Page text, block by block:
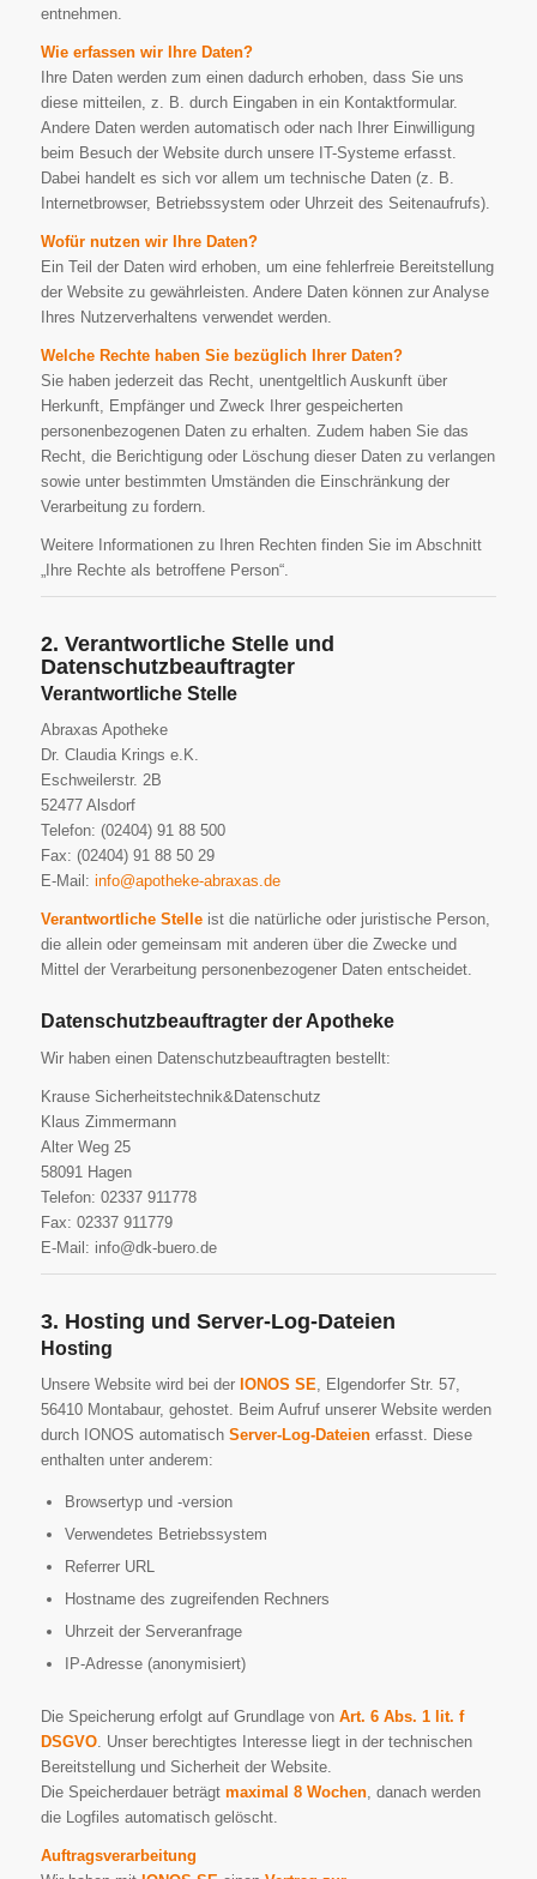
entnehmen.
Wie erfassen wir Ihre Daten?
Ihre Daten werden zum einen dadurch erhoben, dass Sie uns
diese mitteilen, z. B. durch Eingaben in ein Kontaktformular.
Andere Daten werden automatisch oder nach Ihrer Einwilligung
beim Besuch der Website durch unsere IT-Systeme erfasst.
Dabei handelt es sich vor allem um technische Daten (z. B.
Internetbrowser, Betriebssystem oder Uhrzeit des Seitenaufrufs).
Wofür nutzen wir Ihre Daten?
Ein Teil der Daten wird erhoben, um eine fehlerfreie Bereitstellung
der Website zu gewährleisten. Andere Daten können zur Analyse
Ihres Nutzerverhaltens verwendet werden.
Welche Rechte haben Sie bezüglich Ihrer Daten?
Sie haben jederzeit das Recht, unentgeltlich Auskunft über
Herkunft, Empfänger und Zweck Ihrer gespeicherten
personenbezogenen Daten zu erhalten. Zudem haben Sie das
Recht, die Berichtigung oder Löschung dieser Daten zu verlangen
sowie unter bestimmten Umständen die Einschränkung der
Verarbeitung zu fordern.
Weitere Informationen zu Ihren Rechten finden Sie im Abschnitt
„Ihre Rechte als betroffene Person“.
2. Verantwortliche Stelle und
Datenschutzbeauftragter
Verantwortliche Stelle
Abraxas Apotheke
Dr. Claudia Krings e.K.
Eschweilerstr. 2B
52477 Alsdorf
Telefon: (02404) 91 88 500
Fax: (02404) 91 88 50 29
E-Mail: info@apotheke-abraxas.de
Verantwortliche Stelleist die natürliche oder juristische Person,
die allein oder gemeinsam mit anderen über die Zwecke und
Mittel der Verarbeitung personenbezogener Daten entscheidet.
Datenschutzbeauftragter der Apotheke
Wir haben einen Datenschutzbeauftragten bestellt:
Krause Sicherheitstechnik&Datenschutz
Klaus Zimmermann
Alter Weg 25
58091 Hagen
Telefon: 02337 911778
Fax: 02337 911779
E-Mail: info@dk-buero.de
3. Hosting und Server-Log-Dateien
Hosting
Unsere Website wird bei der IONOS SE , Elgendorfer Str. 57,
56410 Montabaur, gehostet. Beim Aufruf unserer Website werden
durch IONOS automatisch Server-Log-Dateienerfasst. Diese
enthalten unter anderem:
Browsertyp und -version
Verwendetes Betriebssystem
Referrer URL
Hostname des zugreifenden Rechners
Uhrzeit der Serveranfrage
IP-Adresse (anonymisiert)
Die Speicherung erfolgt auf Grundlage von Art. 6 Abs. 1 lit. f
DSGVO. Unser berechtigtes Interesse liegt in der technischen
Bereitstellung und Sicherheit der Website.
Die Speicherdauer beträgt maximal 8 Wochen, danach werden
die Logfiles automatisch gelöscht.
Auftragsverarbeitung